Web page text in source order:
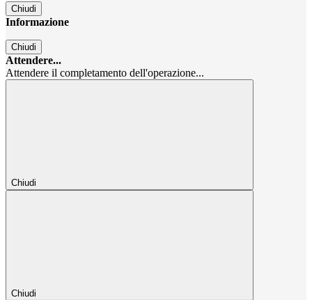
Chiudi
Informazione
Chiudi
Attendere...
Attendere il completamento dell'operazione...
Chiudi
Chiudi